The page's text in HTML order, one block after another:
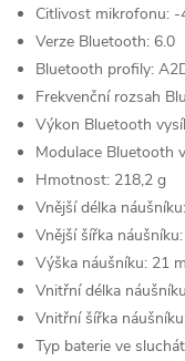
Citlivost mikrofonu: -
Verze Bluetooth: 6.0
Bluetooth profily:
Frekvenční rozsah
Výkon Bluetooth
Modulace Bluetooth
Hmotnost: 218,2 g
Vnější délka náušníku:
Vnější šířka náušníku:
Výška náušníku: 21
Vnitřní délka
Vnitřní šířka
Typ baterie ve